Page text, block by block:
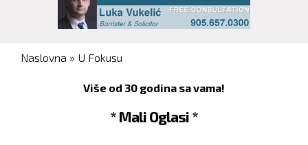
You are here
Naslovna » U Fokusu
Više od 30 godina sa vama!
* Mali Oglasi *